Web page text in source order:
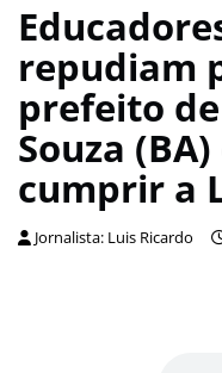
repudiam
prefeito
Souza
cumprir a
Jornalista: Luis Ricardo